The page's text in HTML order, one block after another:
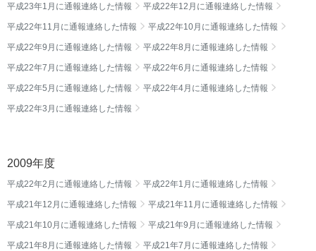
平成23年1月に通報連絡した情報 平成22年12月に通報連絡した情報
平成22年11月に通報連絡した情報 平成22年10月に通報連絡した情報
平成22年9月に通報連絡した情報 平成22年8月に通報連絡した情報
平成22年7月に通報連絡した情報 平成22年6月に通報連絡した情報
平成22年5月に通報連絡した情報 平成22年4月に通報連絡した情報
平成22年3月に通報連絡した情報
2009年度
平成22年2月に通報連絡した情報 平成22年1月に通報連絡した情報
平成21年12月に通報連絡した情報 平成21年11月に通報連絡した情報
平成21年10月に通報連絡した情報 平成21年9月に通報連絡した情報
平成21年8月に通報連絡した情報 平成21年7月に通報連絡した情報